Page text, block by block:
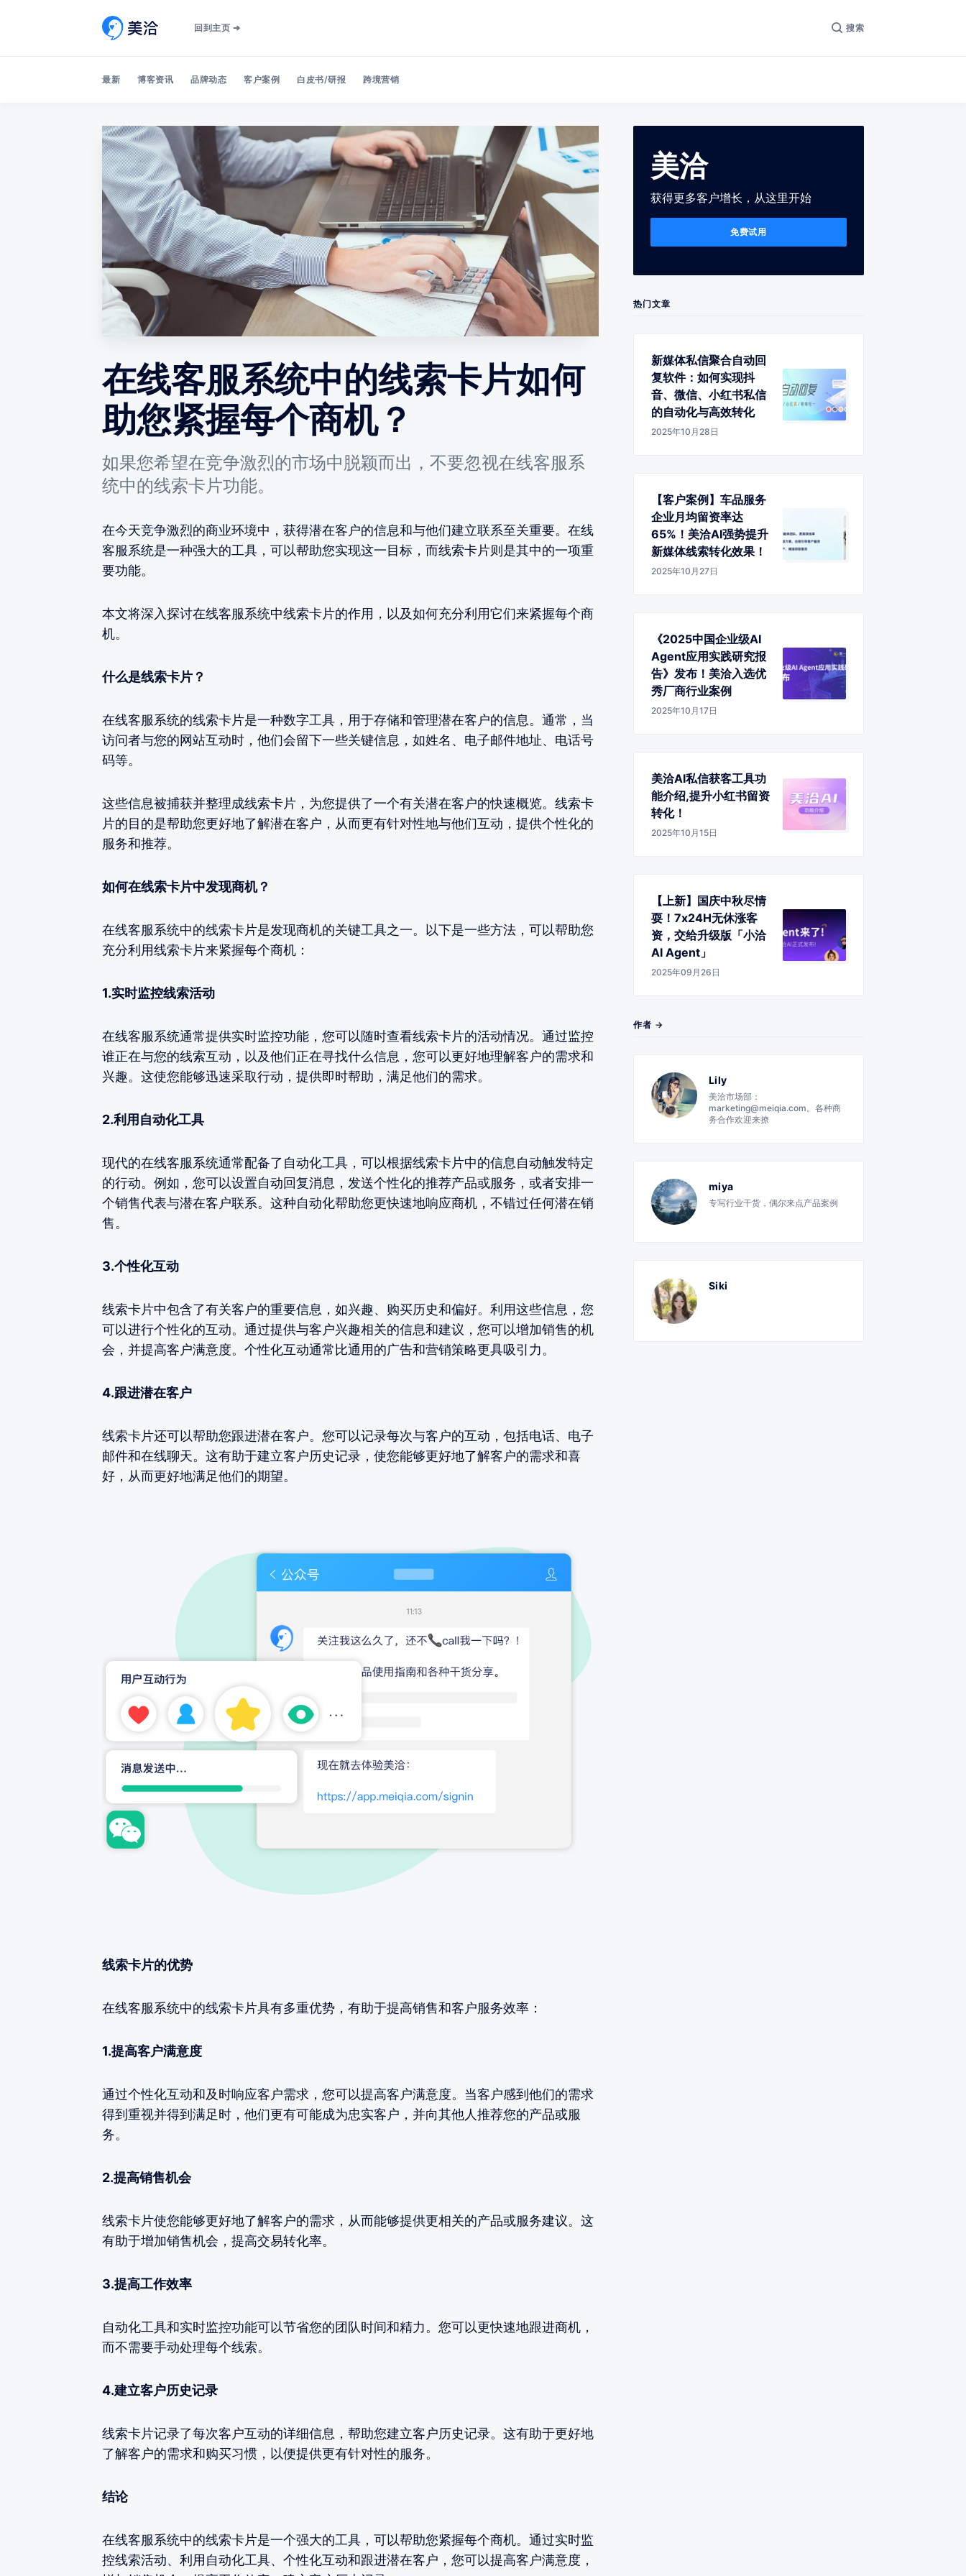
回到主页 ➔ 搜索
Search 美洽博客
最新 博客资讯 品牌动态 客户案例 白皮书/研报 跨境营销
在线客服系统中的线索卡片如何
助您紧握每个商机？
如果您希望在竞争激烈的市场中脱颖而出，不要忽视在线客服系
统中的线索卡片功能。
在今天竞争激烈的商业环境中，获得潜在客户的信息和与他们建立联系至关重要。在线
客服系统是一种强大的工具，可以帮助您实现这一目标，而线索卡片则是其中的一项重
要功能。
本文将深入探讨在线客服系统中线索卡片的作用，以及如何充分利用它们来紧握每个商
机。
什么是线索卡片？
在线客服系统的线索卡片是一种数字工具，用于存储和管理潜在客户的信息。通常，当
访问者与您的网站互动时，他们会留下一些关键信息，如姓名、电子邮件地址、电话号
码等。
这些信息被捕获并整理成线索卡片，为您提供了一个有关潜在客户的快速概览。线索卡
片的目的是帮助您更好地了解潜在客户，从而更有针对性地与他们互动，提供个性化的
服务和推荐。
如何在线索卡片中发现商机？
在线客服系统中的线索卡片是发现商机的关键工具之一。以下是一些方法，可以帮助您
充分利用线索卡片来紧握每个商机：
1.实时监控线索活动
在线客服系统通常提供实时监控功能，您可以随时查看线索卡片的活动情况。通过监控
谁正在与您的线索互动，以及他们正在寻找什么信息，您可以更好地理解客户的需求和
兴趣。这使您能够迅速采取行动，提供即时帮助，满足他们的需求。
2.利用自动化工具
现代的在线客服系统通常配备了自动化工具，可以根据线索卡片中的信息自动触发特定
的行动。例如，您可以设置自动回复消息，发送个性化的推荐产品或服务，或者安排一
个销售代表与潜在客户联系。这种自动化帮助您更快速地响应商机，不错过任何潜在销
售。
3.个性化互动
线索卡片中包含了有关客户的重要信息，如兴趣、购买历史和偏好。利用这些信息，您
可以进行个性化的互动。通过提供与客户兴趣相关的信息和建议，您可以增加销售的机
会，并提高客户满意度。个性化互动通常比通用的广告和营销策略更具吸引力。
4.跟进潜在客户
线索卡片还可以帮助您跟进潜在客户。您可以记录每次与客户的互动，包括电话、电子
邮件和在线聊天。这有助于建立客户历史记录，使您能够更好地了解客户的需求和喜
好，从而更好地满足他们的期望。
线索卡片的优势
在线客服系统中的线索卡片具有多重优势，有助于提高销售和客户服务效率：
1.提高客户满意度
通过个性化互动和及时响应客户需求，您可以提高客户满意度。当客户感到他们的需求
得到重视并得到满足时，他们更有可能成为忠实客户，并向其他人推荐您的产品或服
务。
2.提高销售机会
线索卡片使您能够更好地了解客户的需求，从而能够提供更相关的产品或服务建议。这
有助于增加销售机会，提高交易转化率。
3.提高工作效率
自动化工具和实时监控功能可以节省您的团队时间和精力。您可以更快速地跟进商机，
而不需要手动处理每个线索。
4.建立客户历史记录
线索卡片记录了每次客户互动的详细信息，帮助您建立客户历史记录。这有助于更好地
了解客户的需求和购买习惯，以便提供更有针对性的服务。
结论
在线客服系统中的线索卡片是一个强大的工具，可以帮助您紧握每个商机。通过实时监
控线索活动、利用自动化工具、个性化互动和跟进潜在客户，您可以提高客户满意度，
美洽
获得更多客户增长，从这里开始
免费试用
热门文章
新媒体私信聚合自动回
复软件：如何实现抖
音、微信、小红书私信
的自动化与高效转化
2025年10月28日
【客户案例】车品服务
企业月均留资率达
65%！美洽AI强势提升
新媒体线索转化效果！
2025年10月27日
《2025中国企业级AI
Agent应用实践研究报
告》发布！美洽入选优
秀厂商行业案例
2025年10月17日
美洽AI私信获客工具功
能介绍,提升小红书留资
转化！
2025年10月15日
【上新】国庆中秋尽情
耍！7x24H无休涨客
资，交给升级版「小洽
AI Agent」
2025年09月26日
作者 →
Lily
美洽市场部：
marketing@meiqia.com。各种商
务合作欢迎来撩
miya
专写行业干货，偶尔来点产品案例
Siki